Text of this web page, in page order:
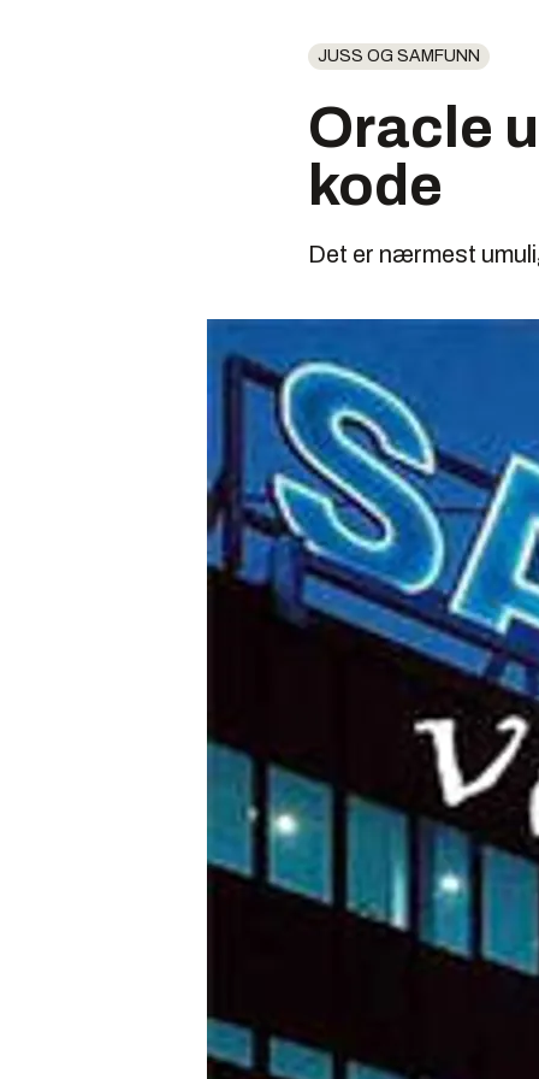
JUSS OG SAMFUNN
Oracle
kode
Det er nærmest